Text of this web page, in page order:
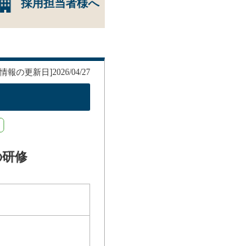
採用担当者様へ
報の更新日]2026/04/27
修